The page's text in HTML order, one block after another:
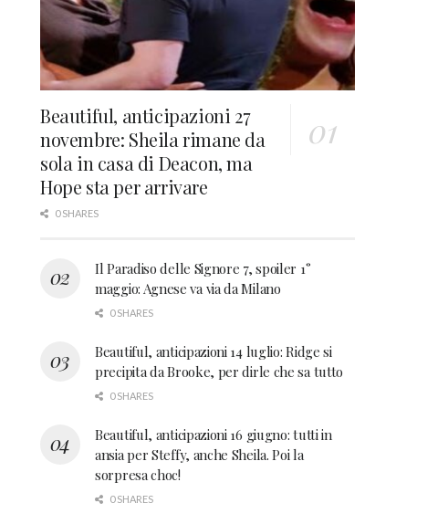
Beautiful, anticipazioni 27
novembre: Sheila rimane da
sola in casa di Deacon, ma
Hope sta per arrivare
0 SHARES
Il Paradiso delle Signore 7, spoiler 1°
maggio: Agnese va via da Milano
0 SHARES
Beautiful, anticipazioni 14 luglio: Ridge si
precipita da Brooke, per dirle che sa tutto
0 SHARES
Beautiful, anticipazioni 16 giugno: tutti in
ansia per Steffy, anche Sheila. Poi la
sorpresa choc!
0 SHARES